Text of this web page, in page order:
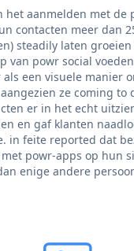
het aanmelden met de
contacten meer dan
steadily laten
van powr social
een visuele manier
ze coming to
er in het echt
en gaf klanten
in feite reported dat
powr-apps op hun
enige andere